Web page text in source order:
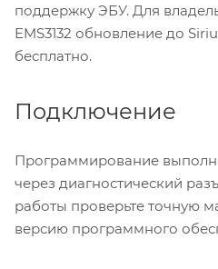
поддержку ЭБУ. Для
EMS3132 обновление до
бесплатно.
Подключение
Программирование
через диагностический
работы проверьте точную
версию программного